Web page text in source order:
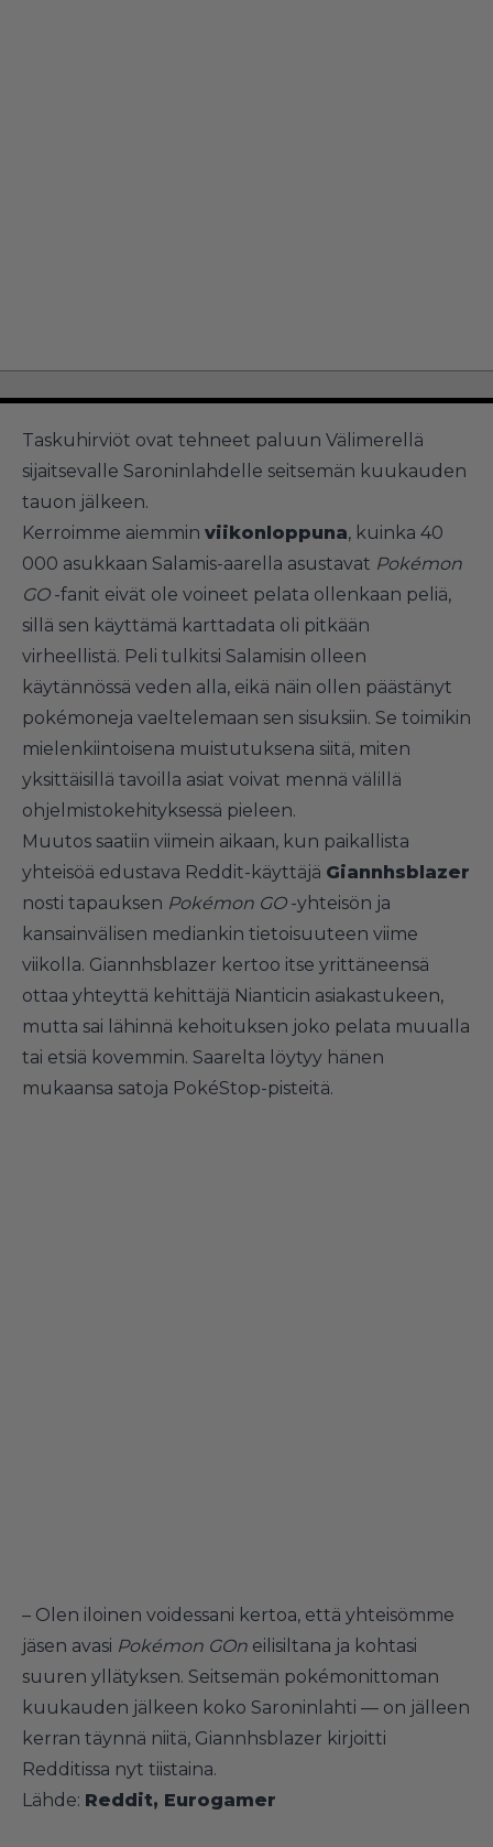
Taskuhirviöt ovat tehneet paluun Välimerellä
sijaitsevalle Saroninlahdelle seitsemän kuukauden
tauon jälkeen.
Kerroimme aiemmin viikonloppuna, kuinka 40
000 asukkaan Salamis-aarella asustavat Pokémon
GO-fanit eivät ole voineet pelata ollenkaan peliä,
sillä sen käyttämä karttadata oli pitkään
virheellistä. Peli tulkitsi Salamisin olleen
käytännössä veden alla, eikä näin ollen päästänyt
pokémoneja vaeltelemaan sen sisuksiin. Se toimikin
mielenkiintoisena muistutuksena siitä, miten
yksittäisillä tavoilla asiat voivat mennä välillä
ohjelmistokehityksessä pieleen.
Muutos saatiin viimein aikaan, kun paikallista
yhteisöä edustava Reddit-käyttäjä Giannhsblazer
nosti tapauksen Pokémon GO-yhteisön ja
kansainvälisen mediankin tietoisuuteen viime
viikolla. Giannhsblazer kertoo itse yrittäneensä
ottaa yhteyttä kehittäjä Nianticin asiakastukeen,
mutta sai lähinnä kehoituksen joko pelata muualla
tai etsiä kovemmin. Saarelta löytyy hänen
mukaansa satoja PokéStop-pisteitä.
– Olen iloinen voidessani kertoa, että yhteisömme
jäsen avasi Pokémon GOn eilisiltana ja kohtasi
suuren yllätyksen. Seitsemän pokémonittoman
kuukauden jälkeen koko Saroninlahti — on jälleen
kerran täynnä niitä, Giannhsblazer kirjoitti
Redditissa nyt tiistaina.
Lähde: Reddit, Eurogamer